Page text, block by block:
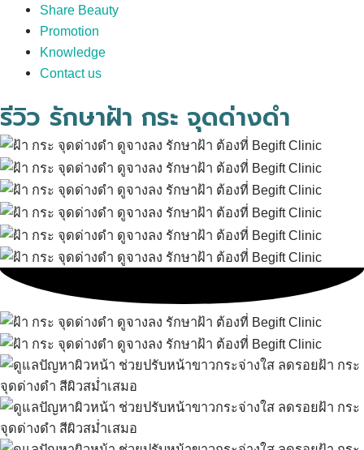
Share Beauty
Promotion
Knowledge
Contact us
รีวิว รักษาฝ้า กระ จุดด่างดำ